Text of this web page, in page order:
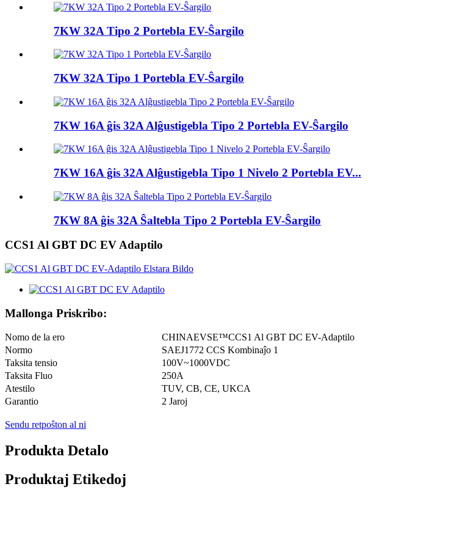
7KW 32A Tipo 2 Portebla EV-Ŝargilo
7KW 32A Tipo 1 Portebla EV-Ŝargilo
7KW 16A ĝis 32A Alĝustigebla Tipo 2 Portebla EV-Ŝargilo
7KW 16A ĝis 32A Alĝustigebla Tipo 1 Nivelo 2 Portebla EV...
7KW 8A ĝis 32A Ŝaltebla Tipo 2 Portebla EV-Ŝargilo
CCS1 Al GBT DC EV Adaptilo
Mallonga Priskribo:
Nomo de la ero
CHINAEVSE™️CCS1 Al GBT DC EV-Adaptilo
Normo
SAEJ1772 CCS Kombinaĵo 1
Taksita tensio
100V~1000VDC
Taksita Fluo
250A
Atestilo
TUV, CB, CE, UKCA
Garantio
2 Jaroj
Sendu retpoŝton al ni
Produkta Detalo
Produktaj Etikedoj